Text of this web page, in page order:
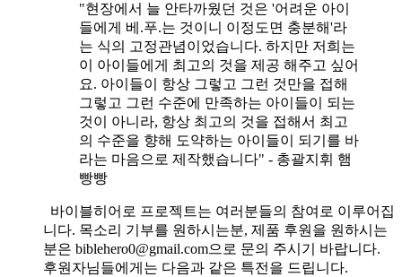
"현장에서 늘 안타까웠던 것은 '어려운 아이
들에게 베.푸.는 것이니 이정도면 충분해'라
는 식의 고정관념이었습니다. 하지만 저희는
이 아이들에게 최고의 것을 제공 해주고 싶어
요. 아이들이 항상 그렇고 그런 것만을 접해
그렇고 그런 수준에 만족하는 아이들이 되는
것이 아니라, 항상 최고의 것을 접해서 최고
의 수준을 향해 도약하는 아이들이 되기를 바
라는 마음으로 제작했습니다" - 총괄지휘 햄
빵빵
바이블히어로 프로젝트는 여러분들의 참여로 이루어집
니다. 목소리 기부를 원하시는분, 제품 후원을 원하시는
분은 biblehero0@gmail.com으로 문의 주시기 바랍니다.
후원자님들에게는 다음과 같은 특전을 드립니다.